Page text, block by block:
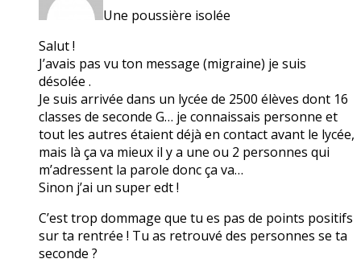
Une poussière isolée
Salut !
J’avais pas vu ton message (migraine) je suis
désolée .
Je suis arrivée dans un lycée de 2500 élèves dont 16
classes de seconde G… je connaissais personne et
tout les autres étaient déjà en contact avant le lycée,
mais là ça va mieux il y a une ou 2 personnes qui
m’adressent la parole donc ça va…
Sinon j’ai un super edt !
C’est trop dommage que tu es pas de points positifs
sur ta rentrée ! Tu as retrouvé des personnes se ta
seconde ?